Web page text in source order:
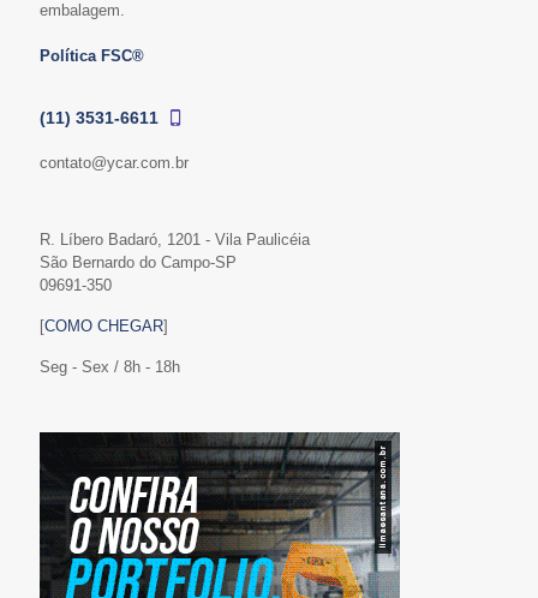
embalagem.
Política FSC®
(11) 3531-6611
contato@ycar.com.br
R. Líbero Badaró, 1201 - Vila Paulicéia
São Bernardo do Campo-SP
09691-350
[COMO CHEGAR]
Seg - Sex / 8h - 18h